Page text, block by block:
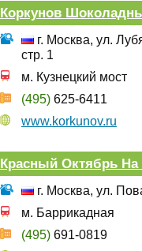
Коркунов
г. Москва, ул.
стр. 1
м. Кузнецкий мост
(495) 625-6411
www.korkunov.ru
Красный Октябрь На
г. Москва, ул.
м. Баррикадная
(495) 691-0819